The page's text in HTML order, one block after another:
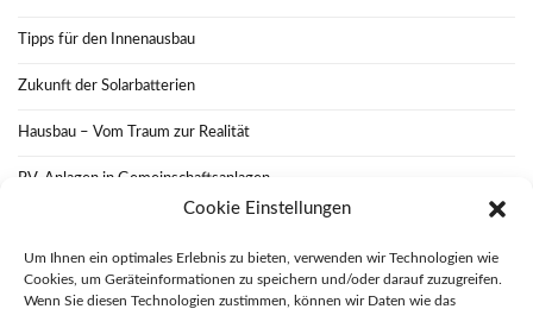
Cookie Einstellungen
Um Ihnen ein optimales Erlebnis zu bieten, verwenden wir Technologien wie
Cookies, um Geräteinformationen zu speichern und/oder darauf zuzugreifen.
Wenn Sie diesen Technologien zustimmen, können wir Daten wie das
Tipps für den Innenausbau
Zukunft der Solarbatterien
Hausbau – Vom Traum zur Realität
PV-Anlagen in Gemeinschaftsanlagen
Das Flair von Altbauten bewahren